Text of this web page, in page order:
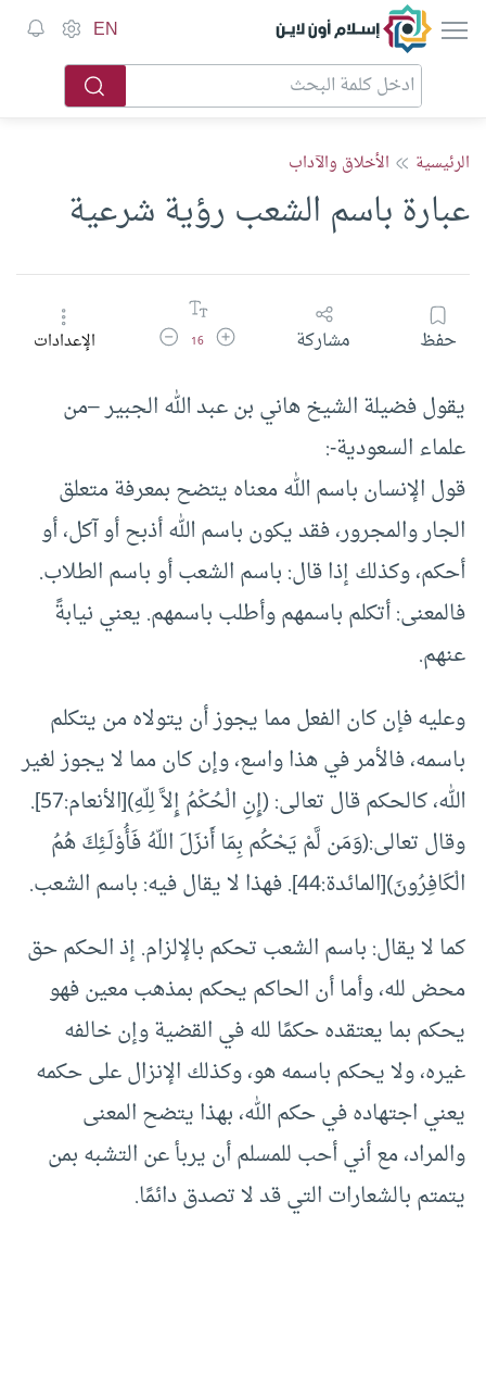
إسلام أون لاين EN
الرئيسية الأخلاق والآداب
عبارة باسم الشعب رؤية شرعية
حفظ مشاركة زيادة حجم الخط
16 تقليل حجم الخطالإعدادات
يقول فضيلة الشيخ هاني بن عبد الله الجبير –من
علماء السعودية-:
قول الإنسان باسم الله معناه يتضح بمعرفة متعلق
الجار والمجرور، فقد يكون باسم الله أذبح أو آكل، أو
أحكم، وكذلك إذا قال: باسم الشعب أو باسم الطلاب.
فالمعنى: أتكلم باسمهم وأطلب باسمهم. يعني نيابةً
عنهم.
وعليه فإن كان الفعل مما يجوز أن يتولاه من يتكلم
باسمه، فالأمر في هذا واسع، وإن كان مما لا يجوز لغير
الله، كالحكم قال تعالى: (إِنِ الْحُكْمُ إِلاَّ لِلّهِ)[الأنعام:57].
وقال تعالى:(وَمَن لَّمْ يَحْكُم بِمَا أَنزَلَ اللّهُ فَأُوْلَـئِكَ هُمُ
الْكَافِرُونَ)[المائدة:44]. فهذا لا يقال فيه: باسم الشعب.
كما لا يقال: باسم الشعب تحكم بالإلزام. إذ الحكم حق
محض لله، وأما أن الحاكم يحكم بمذهب معين فهو
يحكم بما يعتقده حكمًا لله في القضية وإن خالفه
غيره، ولا يحكم باسمه هو، وكذلك الإنزال على حكمه
يعني اجتهاده في حكم الله، بهذا يتضح المعنى
والمراد، مع أني أحب للمسلم أن يربأ عن التشبه بمن
يتمتم بالشعارات التي قد لا تصدق دائمًا.